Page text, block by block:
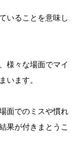
いることを意味し
様々な場面でマイ
います。
面でのミスや慣れ
果が付きまとうこ